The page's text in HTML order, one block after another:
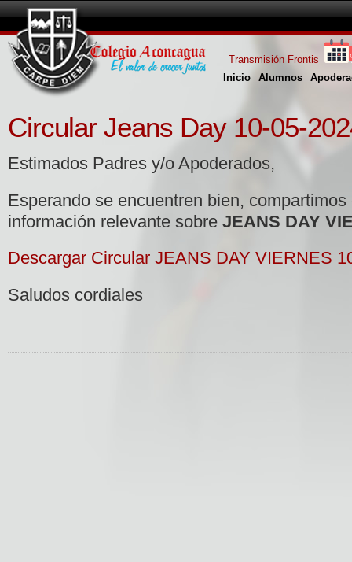
Inicio Alumnos
Transmisión Frontis
Circular Jeans Day 10-05-
Estimados Padres y/o Apoderados,
Esperando se encuentren bien,
información relevante sobre JEANS DAY
Descargar Circular JEANS DAY VIERNES
Saludos cordiales